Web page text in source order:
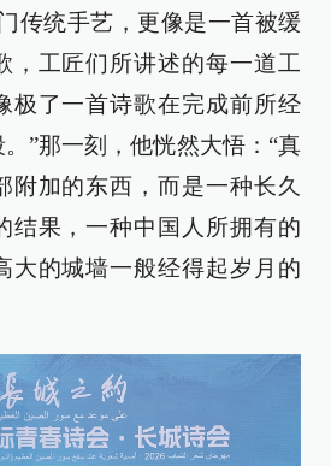
传统手艺，更像是一首被缓
，工匠们所讲述的每一道工
极了一首诗歌在完成前所经
”那一刻，他恍然大悟：“真
附加的东西，而是一种长久
结果，一种中国人所拥有的
大的城墙一般经得起岁月的